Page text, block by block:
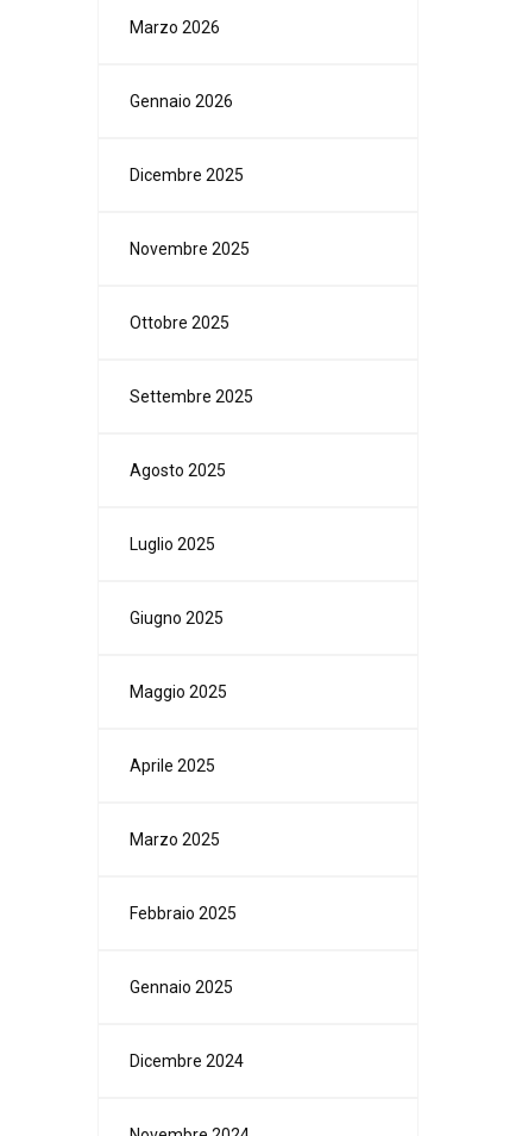
Marzo 2026
Gennaio 2026
Dicembre 2025
Novembre 2025
Ottobre 2025
Settembre 2025
Agosto 2025
Luglio 2025
Giugno 2025
Maggio 2025
Aprile 2025
Marzo 2025
Febbraio 2025
Gennaio 2025
Dicembre 2024